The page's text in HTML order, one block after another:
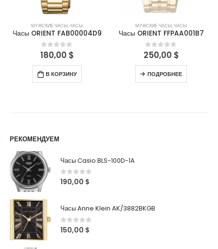
МУЖСКИЕ ЧАСЫ,ЧАСЫ
Часы ORIENT FAB00004D9
0out of 5
180,00 $
В КОРЗИНУ
МУЖСКИЕ ЧАСЫ,ЧАСЫ
Часы ORIENT FFPAA001B7
0out of 5
250,00 $
ПОДРОБНЕЕ
РЕКОМЕНДУЕМ
Часы Casio BLS-100D-1A
0out of 5
190,00 $
Часы Anne Klein AK/3882BKGB
0out of 5
150,00 $